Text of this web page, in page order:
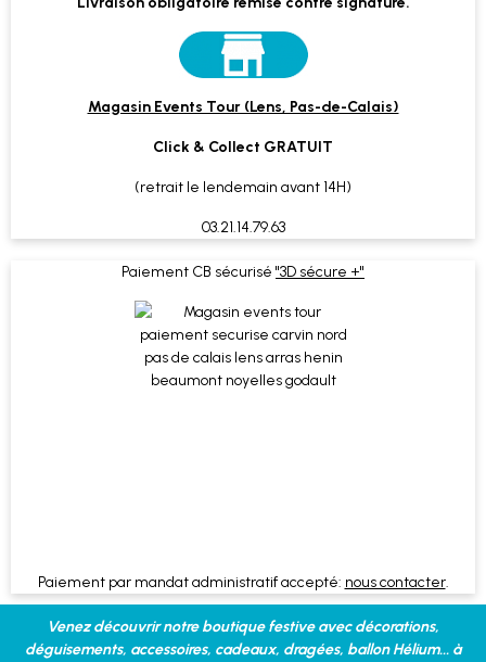
Magasin Events Tour (Lens, Pas-de-Calais)
Click & Collect GRATUIT
(retrait le lendemain avant 14H)
03.21.14.79.63
Paiement CB sécurisé "3D sécure +"
Paiement par mandat administratif accepté: nous contacter.
Venez découvrir notre boutique festive avec décorations,
déguisements, accessoires, cadeaux, dragées, ballon Hélium... à